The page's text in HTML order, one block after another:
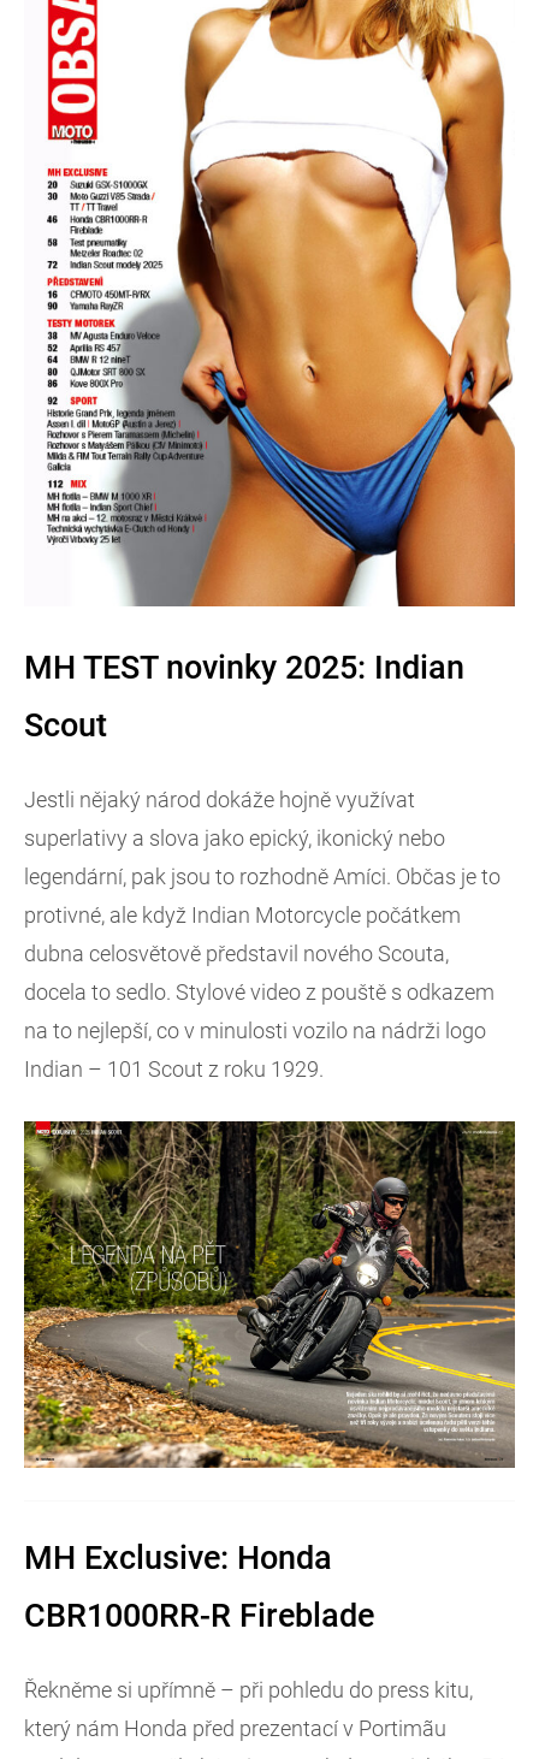
MH TEST novinky 2025: Indian
Scout
Jestli nějaký národ dokáže hojně využívat
superlativy a slova jako epický, ikonický nebo
legendární, pak jsou to rozhodně Amíci. Občas je to
protivné, ale když Indian Motorcycle počátkem
dubna celosvětově představil nového Scouta,
docela to sedlo. Stylové video z pouště s odkazem
na to nejlepší, co v minulosti vozilo na nádrži logo
Indian – 101 Scout z roku 1929.
MH Exclusive: Honda
CBR1000RR-R Fireblade
Řekněme si upřímně – při pohledu do press kitu,
který nám Honda před prezentací v Portimãu